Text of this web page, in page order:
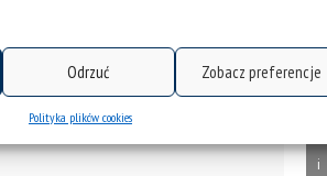
Odrzuć Zobacz preferencje
Polityka plików cookies
generacji, a także –
podejście do wszelkich
i